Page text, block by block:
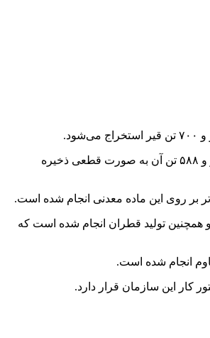
رسول اسکندری در گفت‌وگو با خبرنگار خبرآنلاین کرمانشاه، اظهار کرد: میزان استخراج این معادن‌ در طول سال ۷۵ هزار و ۷۰۰ تن است که یک میلیون و ۱۴۱ هزار و ۵۸۸ تن آن به صورت قطعی ذخیره
همچنین تولید قطران انجام شده است که
انجام شده است.
کار این سازمان قرار دارد.